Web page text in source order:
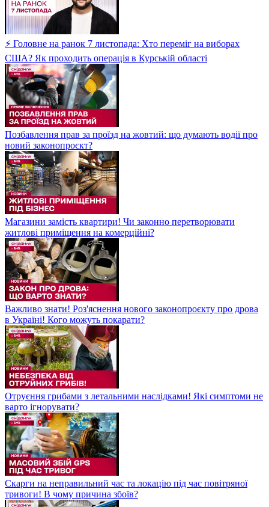
⚡ Головне на ранок 7 листопада: Хто переміг на виборах
США? Як проходить операція в Курській області
Позбавлення прав за проїзд на жовтий: що думають водії про
новий законопроєкт?
Магазини замість квартири! Чи законно перетворювати
житлові приміщення на комерційні?
Важливо знати! Роз'яснення нового законопроєкту про дрова
в Україні! Кого можуть покарати?
Отруєння грибами з летальними наслідками! Які симптоми не
варто ігнорувати?
Скарги на неправильний час та локацію під час повітряної
тривоги! В чому причина збоїв?